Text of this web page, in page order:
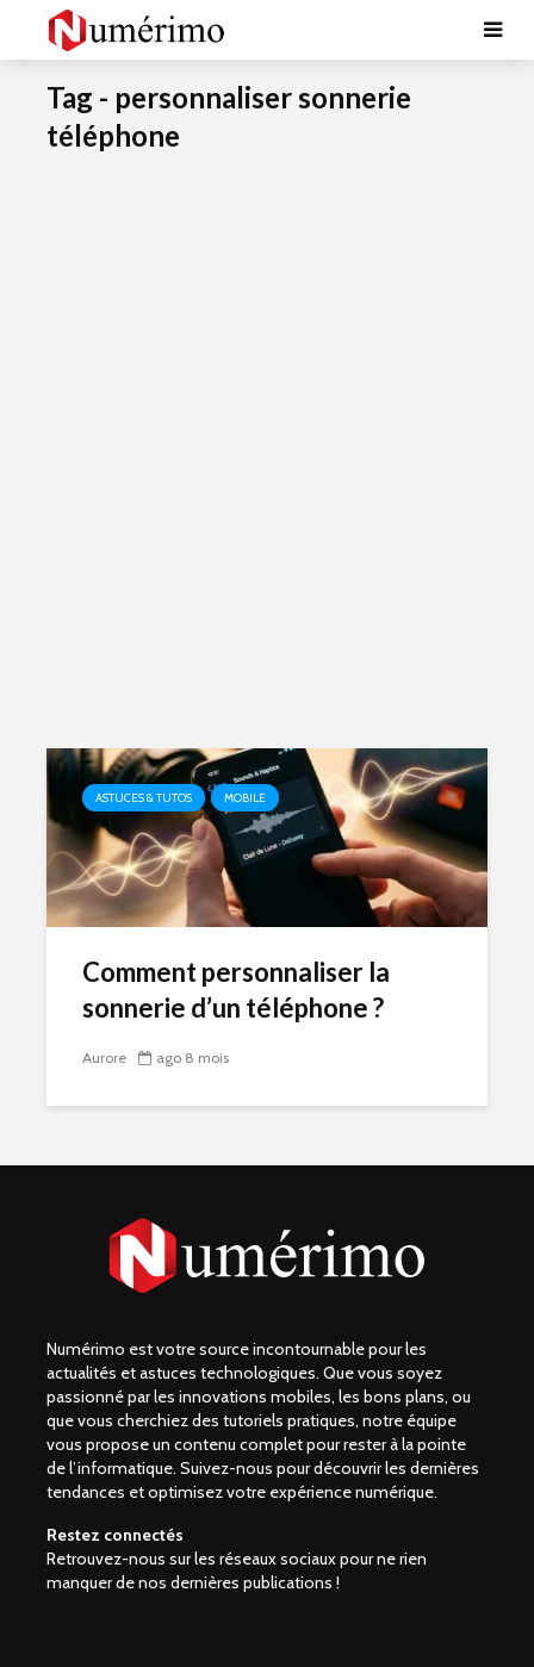
Tag - personnaliser sonnerie
téléphone
ASTUCES & TUTOS MOBILE
Comment personnaliser la
sonnerie d’un téléphone ?
Aurore ago 8 mois
Numérimo est votre source incontournable pour les
actualités et astuces technologiques. Que vous soyez
passionné par les innovations mobiles, les bons plans, ou
que vous cherchiez des tutoriels pratiques, notre équipe
vous propose un contenu complet pour rester à la pointe
de l’informatique. Suivez-nous pour découvrir les dernières
tendances et optimisez votre expérience numérique.
Restez connectés
Retrouvez-nous sur les réseaux sociaux pour ne rien
manquer de nos dernières publications !